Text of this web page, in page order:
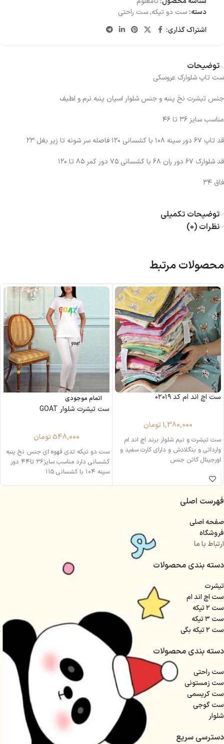
دسته: ست دو تیکه,ست راحتی
اشتراک گذاری:
توضیحات
ست تاپ شلوارک عروسکی
جنس تیشرت نخ پنبه و جنس شلوار اسپان پنبه نرم و لطیف
مناسب سایز ۳۶ تا ۴۶
قد تاپ ۶۷ دور سینه ۱۰۸ با کشسانی ۱۲۰ فاصله سر شونه تا زیر بغل ۲۳
قد شلوارک ۶۷ دور ران ۶۸ با کشسانی ۷۵ دور کمر ۸۵ تا ۱۲۰
فاق ۳۴
توضیحات تکمیلی
نظرات (0)
محصولات مرتبط
ست اچ اند ام کد ۰۲۰۱۹
1,380,000 تومان
ست تیشرت و نیم شلوار برند اچ اند ام
وارداتی و بنگلادش و دارای کارت سفید و
اورجینال کاتن جنس
اتمام موجودی
ست تیشرت شلوار GOAT
548,000 تومان
ست دو تیکه تدی قهوه ای جنس نخ پنبه
کشسانی دارد مناسب سایز۳۶ تا۴۴ دور
سینه ۱۰۴ با کشسانی ۱۱۵
فهرست اصلی
صفحه اصلی
فروشگاه
ارتباط با ما
دسته بندی محصولات
تیشرت
ست اچ اند ام
ست ۲ تیکه
ست ۳ تیکه
ست ۲ تیکه بگی
دسته بندی محصولات
ست راحتی
ست زمستونی
ست کریسمی
ست گوجی
شلوار
دسترسی سریع